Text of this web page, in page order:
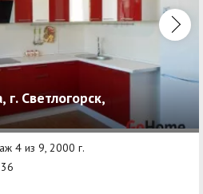
Светлогорск,
4 из 9, 2000 г.